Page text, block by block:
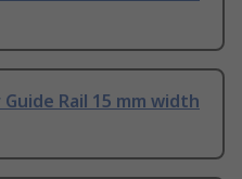
Guide Rail 15 mm width